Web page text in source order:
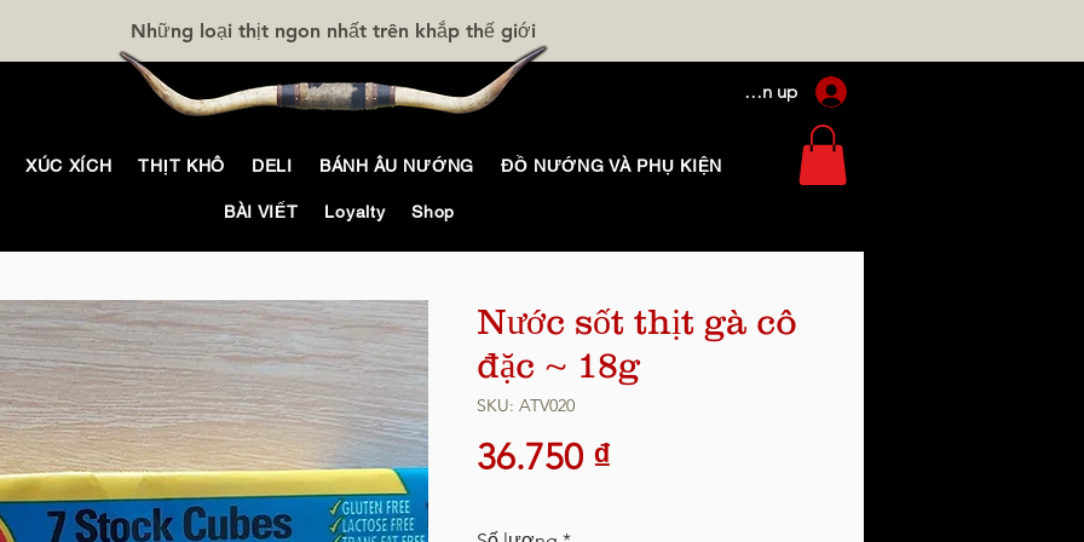
Những loại thịt ngon nhất trên khắp thế giới
Log In / Sign up
XÚC XÍCH THỊT KHÔ DELI BÁNH ÂU NƯỚNG ĐỒ NƯỚNG VÀ PHỤ KIỆN
BÀI VIẾT Loyalty Shop
Nước sốt thịt gà cô
đặc ~ 18g
SKU: ATV020
36.750 ₫